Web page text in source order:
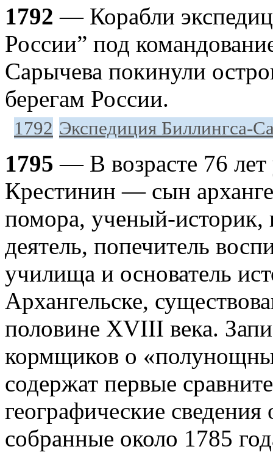
1792 — Корабли
России” под
Сарычева покинули
берегам России.
1792 Экспедиция Биллингса-
1795 — В возрасте 76
Крестинин — сын
помора, ученый-историк,
деятель, попечитель
училища и основатель
Архангельске,
половине XVIII века.
кормщиков о
содержат первые
географические
собранные около 1785